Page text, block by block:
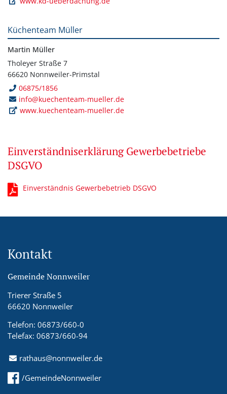
Küchenteam Müller
Martin Müller
Tholeyer Straße 7
66620 Nonnweiler-Primstal
06875/1856
info@kuechenteam-mueller.de
www.kuechenteam-mueller.de
Einverständniserklärung Gewerbebetriebe
DSGVO
Einverständnis Gewerbebetrieb DSGVO
Kontakt
Gemeinde Nonnweiler
Trierer Straße 5
66620 Nonnweiler
Telefon: 06873/660-0
Telefax: 06873/660-94
rathaus@nonnweiler.de
/GemeindeNonnweiler